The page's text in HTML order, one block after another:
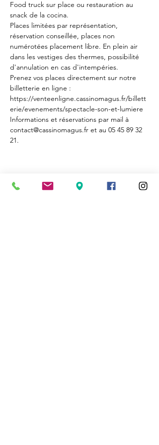
Food truck sur place ou restauration au
snack de la cocina.
Places limitées par représentation,
réservation conseillée, places non
numérotées placement libre. En plein air
dans les vestiges des thermes, possibilité
d'annulation en cas d'intempéries.
Prenez vos places directement sur notre
billetterie en ligne :
https://venteenligne.cassinomagus.fr/billett
erie/evenements/spectacle-son-et-lumiere
Informations et réservations par mail à
contact@cassinomagus.fr et au 05 45 89 32
21.